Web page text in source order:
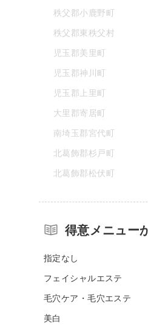
秩父郡小鹿野町
秩父郡東秩父村
児玉郡美里町
児玉郡神川町
児玉郡上里町
大里郡寄居町
南埼玉郡宮代町
北葛飾郡杉戸町
北葛飾郡松伏町
得意メニュー
指定なし
フェイシャルエステ
毛穴ケア・毛穴エステ
美白